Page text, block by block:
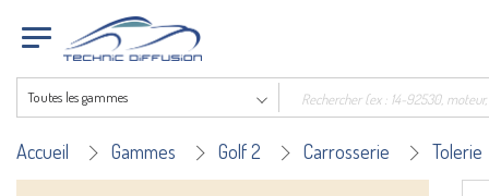
Toutes les gammes
Accueil Gammes Golf 2 Carrosserie Tolerie